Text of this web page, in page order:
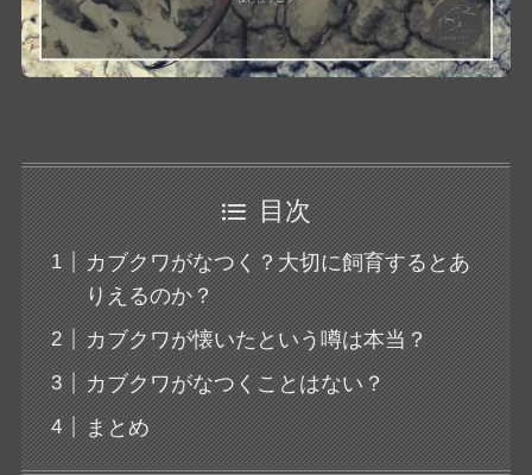
目次
カブクワがなつく？大切に飼育するとあ
りえるのか？
カブクワが懐いたという噂は本当？
カブクワがなつくことはない？
まとめ